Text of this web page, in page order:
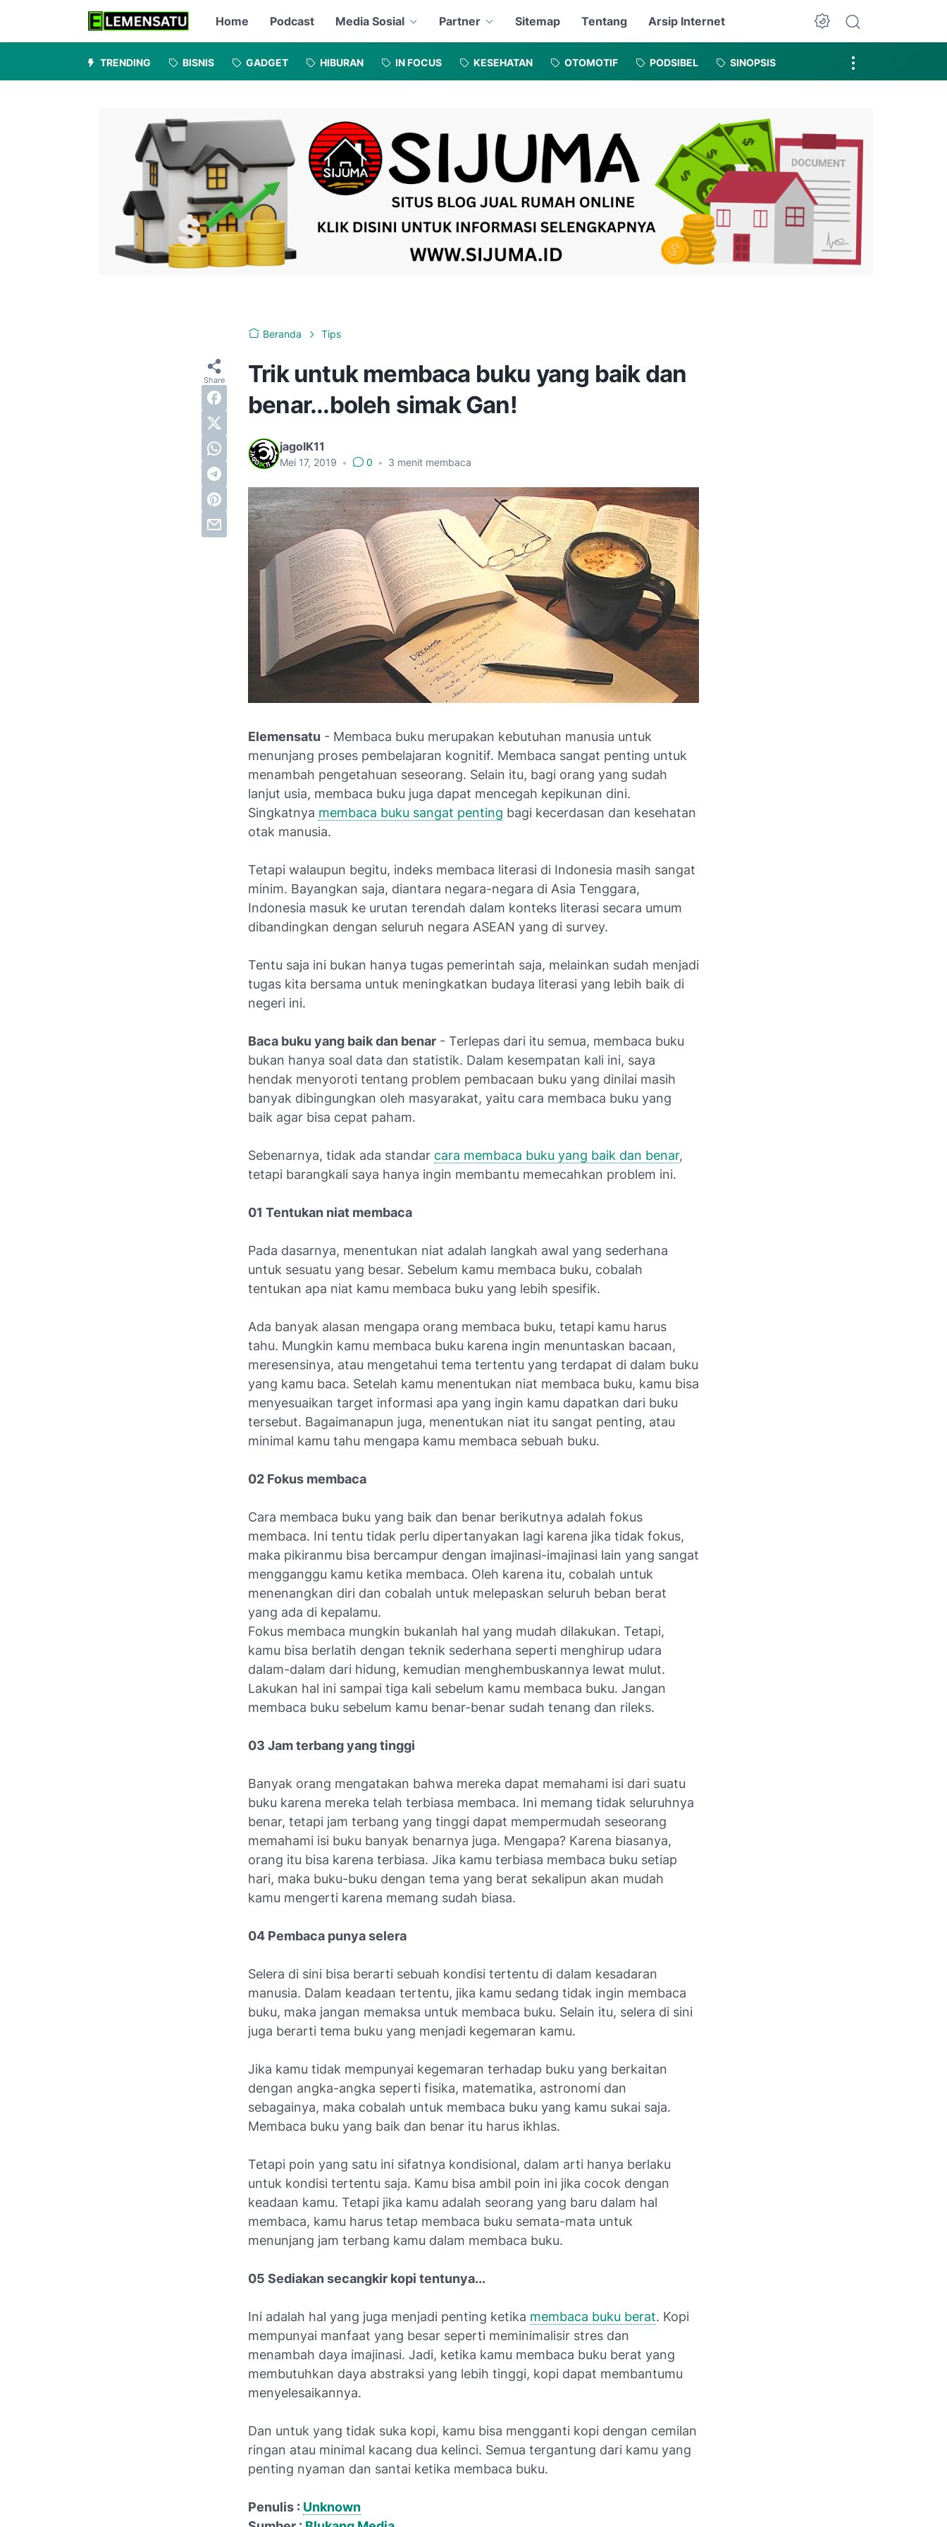
Home Podcast Media Sosial Partner Sitemap Tentang Arsip Internet
Dark Mode
TRENDING BISNIS GADGET HIBURAN IN FOCUS KESEHATAN OTOMOTIF PODSIBEL SINOPSIS
Beranda Tips
Trik untuk membaca buku yang baik dan
benar...boleh simak Gan!
jagoIK11
Mei 17, 2019 • 0 • 3 menit membaca
Elemensatu - Membaca buku merupakan kebutuhan manusia untuk
menunjang proses pembelajaran kognitif. Membaca sangat penting untuk
menambah pengetahuan seseorang. Selain itu, bagi orang yang sudah
lanjut usia, membaca buku juga dapat mencegah kepikunan dini.
Singkatnya membaca buku sangat penting bagi kecerdasan dan kesehatan
otak manusia.
Tetapi walaupun begitu, indeks membaca literasi di Indonesia masih sangat
minim. Bayangkan saja, diantara negara-negara di Asia Tenggara,
Indonesia masuk ke urutan terendah dalam konteks literasi secara umum
dibandingkan dengan seluruh negara ASEAN yang di survey.
Tentu saja ini bukan hanya tugas pemerintah saja, melainkan sudah menjadi
tugas kita bersama untuk meningkatkan budaya literasi yang lebih baik di
negeri ini.
Baca buku yang baik dan benar - Terlepas dari itu semua, membaca buku
bukan hanya soal data dan statistik. Dalam kesempatan kali ini, saya
hendak menyoroti tentang problem pembacaan buku yang dinilai masih
banyak dibingungkan oleh masyarakat, yaitu cara membaca buku yang
baik agar bisa cepat paham.
Sebenarnya, tidak ada standar cara membaca buku yang baik dan benar,
tetapi barangkali saya hanya ingin membantu memecahkan problem ini.
01 Tentukan niat membaca
Pada dasarnya, menentukan niat adalah langkah awal yang sederhana
untuk sesuatu yang besar. Sebelum kamu membaca buku, cobalah
tentukan apa niat kamu membaca buku yang lebih spesifik.
Ada banyak alasan mengapa orang membaca buku, tetapi kamu harus
tahu. Mungkin kamu membaca buku karena ingin menuntaskan bacaan,
meresensinya, atau mengetahui tema tertentu yang terdapat di dalam buku
yang kamu baca. Setelah kamu menentukan niat membaca buku, kamu bisa
menyesuaikan target informasi apa yang ingin kamu dapatkan dari buku
tersebut. Bagaimanapun juga, menentukan niat itu sangat penting, atau
minimal kamu tahu mengapa kamu membaca sebuah buku.
02 Fokus membaca
Cara membaca buku yang baik dan benar berikutnya adalah fokus
membaca. Ini tentu tidak perlu dipertanyakan lagi karena jika tidak fokus,
maka pikiranmu bisa bercampur dengan imajinasi-imajinasi lain yang sangat
mengganggu kamu ketika membaca. Oleh karena itu, cobalah untuk
menenangkan diri dan cobalah untuk melepaskan seluruh beban berat
yang ada di kepalamu.
Fokus membaca mungkin bukanlah hal yang mudah dilakukan. Tetapi,
kamu bisa berlatih dengan teknik sederhana seperti menghirup udara
dalam-dalam dari hidung, kemudian menghembuskannya lewat mulut.
Lakukan hal ini sampai tiga kali sebelum kamu membaca buku. Jangan
membaca buku sebelum kamu benar-benar sudah tenang dan rileks.
03 Jam terbang yang tinggi
Banyak orang mengatakan bahwa mereka dapat memahami isi dari suatu
buku karena mereka telah terbiasa membaca. Ini memang tidak seluruhnya
benar, tetapi jam terbang yang tinggi dapat mempermudah seseorang
memahami isi buku banyak benarnya juga. Mengapa? Karena biasanya,
orang itu bisa karena terbiasa. Jika kamu terbiasa membaca buku setiap
hari, maka buku-buku dengan tema yang berat sekalipun akan mudah
kamu mengerti karena memang sudah biasa.
04 Pembaca punya selera
Selera di sini bisa berarti sebuah kondisi tertentu di dalam kesadaran
manusia. Dalam keadaan tertentu, jika kamu sedang tidak ingin membaca
buku, maka jangan memaksa untuk membaca buku. Selain itu, selera di sini
juga berarti tema buku yang menjadi kegemaran kamu.
Jika kamu tidak mempunyai kegemaran terhadap buku yang berkaitan
dengan angka-angka seperti fisika, matematika, astronomi dan
sebagainya, maka cobalah untuk membaca buku yang kamu sukai saja.
Membaca buku yang baik dan benar itu harus ikhlas.
Tetapi poin yang satu ini sifatnya kondisional, dalam arti hanya berlaku
untuk kondisi tertentu saja. Kamu bisa ambil poin ini jika cocok dengan
keadaan kamu. Tetapi jika kamu adalah seorang yang baru dalam hal
membaca, kamu harus tetap membaca buku semata-mata untuk
menunjang jam terbang kamu dalam membaca buku.
05 Sediakan secangkir kopi tentunya...
Ini adalah hal yang juga menjadi penting ketika membaca buku berat. Kopi
mempunyai manfaat yang besar seperti meminimalisir stres dan
menambah daya imajinasi. Jadi, ketika kamu membaca buku berat yang
membutuhkan daya abstraksi yang lebih tinggi, kopi dapat membantumu
menyelesaikannya.
Dan untuk yang tidak suka kopi, kamu bisa mengganti kopi dengan cemilan
ringan atau minimal kacang dua kelinci. Semua tergantung dari kamu yang
penting nyaman dan santai ketika membaca buku.
Penulis : Unknown